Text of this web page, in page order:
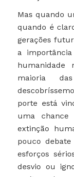
Mas quando
quando é
gerações
a
maioria
porte está
uma
extinção
pouco
esforços
desvio ou